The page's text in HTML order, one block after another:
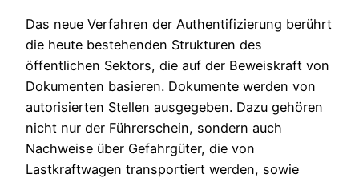
Das neue Verfahren der Authentifizierung berührt
die heute bestehenden Strukturen des
öffentlichen Sektors, die auf der Beweiskraft von
Dokumenten basieren. Dokumente werden von
autorisierten Stellen ausgegeben. Dazu gehören
nicht nur der Führerschein, sondern auch
Nachweise über Gefahrgüter, die von
Lastkraftwagen transportiert werden, sowie